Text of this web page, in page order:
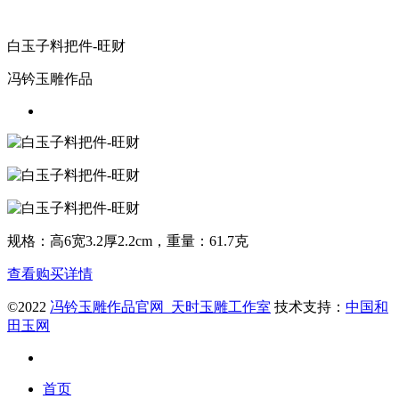
白玉子料把件-旺财
冯钤玉雕作品
规格：高6宽3.2厚2.2cm，重量：61.7克
查看购买详情
©2022 冯钤玉雕作品官网_天时玉雕工作室 技术支持： 中国和
田玉网
首页